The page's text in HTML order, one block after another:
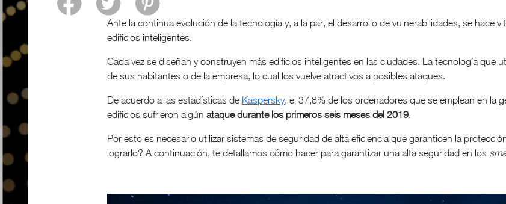
Ante la continua evolución de la tecnología y, a la par, el desarrollo de vulnerabilidades, se hace
edificios inteligentes.
Cada vez se diseñan y construyen más edificios inteligentes en las ciudades. La tecnología que
de sus habitantes o de la empresa, lo cual los vuelve atractivos a posibles ataques.
De acuerdo a las estadísticas de Kaspersky, el 37,8% de los ordenadores que se emplean en la
edificios sufrieron algúnataque durante los primeros seis meses del 2019
Por esto es necesario utilizar sistemas de seguridad de alta eficiencia que garanticen la
lograrlo? A continuación, te detallamos cómo hacer para garantizar una alta seguridad en los